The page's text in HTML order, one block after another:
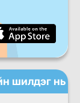
шилдэг нь